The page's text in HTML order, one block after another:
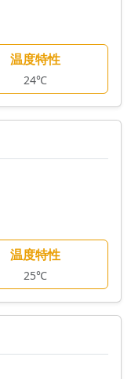
温度特性
24℃
温度特性
25℃